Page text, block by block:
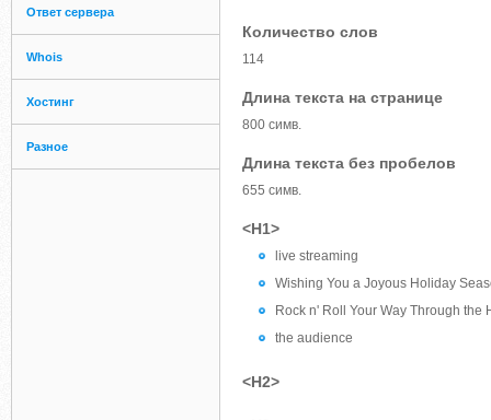
Ответ сервера
Whois
Хостинг
Разное
Количество слов
114
Длина текста на странице
800 симв.
Длина текста без пробелов
655 симв.
<H1>
live streaming
Wishing You a Joyous Holiday
Rock n' Roll Your Way Through the
the audience
<H2>